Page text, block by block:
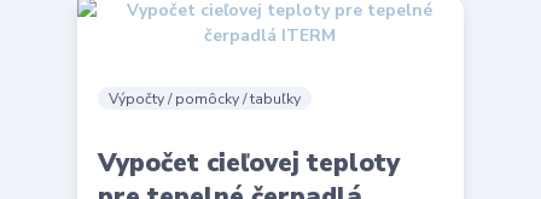
Výpočty / pomôcky / tabuľky
Vypočet cieľovej teploty